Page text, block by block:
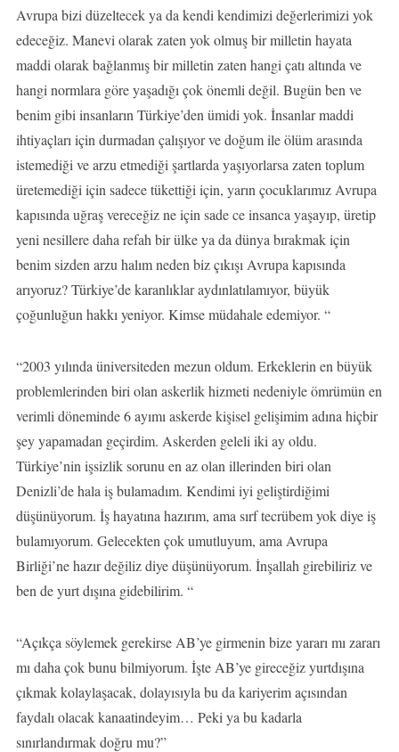
Avrupa bizi düzeltecek ya da kendi kendimizi değerlerimizi yok
edeceğiz. Manevi olarak zaten yok olmuş bir milletin hayata
maddi olarak bağlanmış bir milletin zaten hangi çatı altında ve
hangi normlara göre yaşadığı çok önemli değil. Bugün ben ve
benim gibi insanların Türkiye’den ümidi yok. İnsanlar maddi
ihtiyaçları için durmadan çalışıyor ve doğum ile ölüm arasında
istemediği ve arzu etmediği şartlarda yaşıyorlarsa zaten toplum
üretemediği için sadece tükettiği için, yarın çocuklarımız Avrupa
kapısında uğraş vereceğiz ne için sade ce insanca yaşayıp, üretip
yeni nesillere daha refah bir ülke ya da dünya bırakmak için
benim sizden arzu halım neden biz çıkışı Avrupa kapısında
arıyoruz? Türkiye’de karanlıklar aydınlatılamıyor, büyük
çoğunluğun hakkı yeniyor. Kimse müdahale edemiyor. “
“2003 yılında üniversiteden mezun oldum. Erkeklerin en büyük
problemlerinden biri olan askerlik hizmeti nedeniyle ömrümün en
verimli döneminde 6 ayımı askerde kişisel gelişimim adına hiçbir
şey yapamadan geçirdim. Askerden geleli iki ay oldu.
Türkiye’nin işsizlik sorunu en az olan illerinden biri olan
Denizli’de hala iş bulamadım. Kendimi iyi geliştirdiğimi
düşünüyorum. İş hayatına hazırım, ama sırf tecrübem yok diye iş
bulamıyorum. Gelecekten çok umutluyum, ama Avrupa
Birliği’ne hazır değiliz diye düşünüyorum. İnşallah girebiliriz ve
ben de yurt dışına gidebilirim. “
“Açıkça söylemek gerekirse AB’ye girmenin bize yararı mı zararı
mı daha çok bunu bilmiyorum. İşte AB’ye gireceğiz yurtdışına
çıkmak kolaylaşacak, dolayısıyla bu da kariyerim açısından
faydalı olacak kanaatindeyim… Peki ya bu kadarla
sınırlandırmak doğru mu?”